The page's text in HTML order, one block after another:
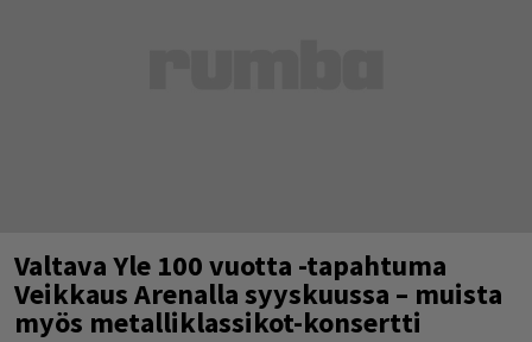
Valtava Yle 100 vuotta -tapahtuma
Veikkaus Arenalla syyskuussa – muista
myös metalliklassikot-konsertti